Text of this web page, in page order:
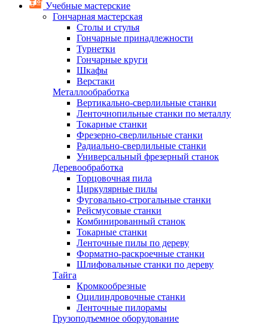
Учебные мастерские
Гончарная мастерская
Столы и стулья
Гончарные принадлежности
Турнетки
Гончарные круги
Шкафы
Верстаки
Металлообработка
Вертикально-сверлильные станки
Ленточнопильные станки по металлу
Токарные станки
Фрезерно-сверлильные станки
Радиально-сверлильные станки
Универсальный фрезерный станок
Деревообработка
Торцовочная пила
Циркулярные пилы
Фуговально-строгальные станки
Рейсмусовые станки
Комбинированный станок
Токарные станки
Ленточные пилы по дереву
Форматно-раскроечные станки
Шлифовальные станки по дереву
Тайга
Кромкообрезные
Оцилиндровочные станки
Ленточные пилорамы
Грузоподъемное оборудование